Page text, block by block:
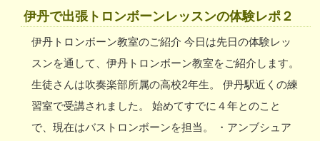
面レッスンをお探しの方はこちらから！ ＊【オンライ
ン】トロンボーンレッスン 対面レッスンでの受講が難
しい場合は、オンラインがおすすめ！ ＊お問い合わせ
フォーム 受講してみたいけれど、色々と気になること
を解消してから・・・ という方はこちらから！ぜひお
気軽にお問い合わせください！
器を楽しめます。 所属中の楽団での活動が、さらに楽
しくなりますように！ 古川橋トロンボーン教室をはじ
めトホゼロには、現役の吹奏楽部の学生さんから、今回
のように再挑戦する生徒さん、さらに、全くの初心者の
生徒さんもいらっしゃいます。 生徒さんそれぞれのレ
ベルとスケジュールに合わせてレッスンを進めていける
伊丹で出張トロンボーンレッスンの体験レポ２
伊丹トロンボーン教室のご紹介 今日は先日の体験レッ
スンを通して、伊丹トロンボーン教室をご紹介します。
生徒さんは吹奏楽部所属の高校2年生。 伊丹駅近くの練
習室で受講されました。 始めてすでに４年とのこと
で、現在はバストロンボーンを担当。 ・アンブシュア